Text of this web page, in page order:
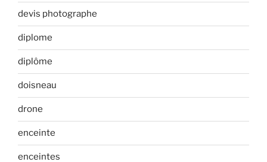
devis photographe
diplome
diplôme
doisneau
drone
enceinte
enceintes